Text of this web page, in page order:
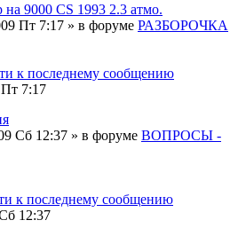
на 9000 СS 1993 2.3 атмо.
Пт 7:17 » в форуме РАЗБОРОЧКА
к последнему сообщению
7:17
Сб 12:37 » в форуме ВОПРОСЫ -
к последнему сообщению
12:37